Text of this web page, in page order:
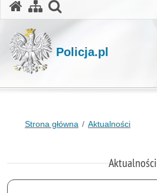
Policja.pl
Strona główna Aktualności
Aktualności